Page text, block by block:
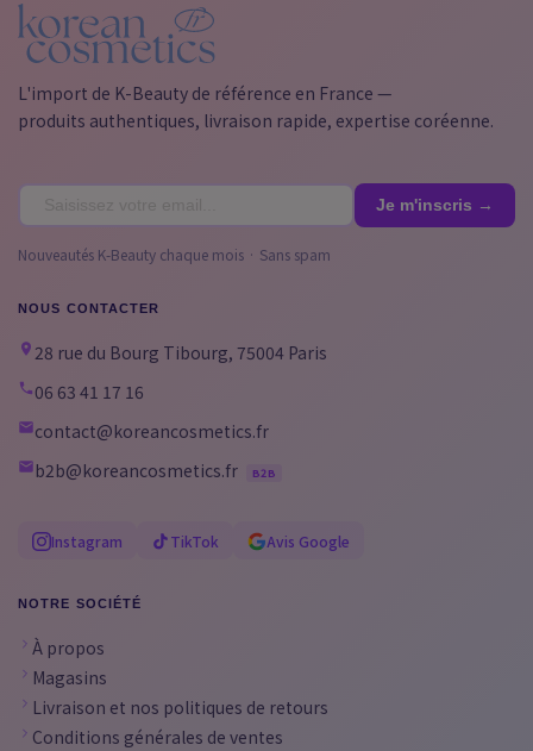
L'import de K-Beauty de référence en France —
produits authentiques, livraison rapide, expertise coréenne.
Nouveautés K-Beauty chaque mois · Sans spam
NOUS CONTACTER
28 rue du Bourg Tibourg, 75004 Paris
06 63 41 17 16
contact@koreancosmetics.fr
b2b@koreancosmetics.fr
B2B
Instagram TikTok Avis Google
NOTRE SOCIÉTÉ
À propos
Magasins
Livraison et nos politiques de retours
Conditions générales de ventes